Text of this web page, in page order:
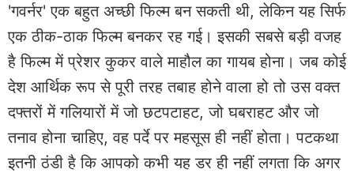
'गवर्नर' एक बहुत अच्छी फिल्म बन सकती थी, लेकिन यह सिर्फ
एक ठीक-ठाक फिल्म बनकर रह गई। इसकी सबसे बड़ी वजह
है फिल्म में प्रेशर कुकर वाले माहौल का गायब होना। जब कोई
देश आर्थिक रूप से पूरी तरह तबाह होने वाला हो तो उस वक्त
दफ्तरों में गलियारों में जो छटपटाहट, जो घबराहट और जो
तनाव होना चाहिए, वह पर्दे पर महसूस ही नहीं होता। पटकथा
इतनी ठंडी है कि आपको कभी यह डर ही नहीं लगता कि अगर